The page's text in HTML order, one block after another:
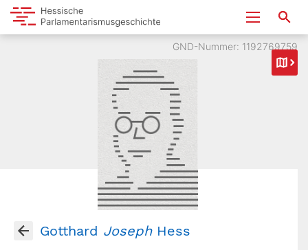
GND-Nummer: 1192769759
Gotthard JosephHess